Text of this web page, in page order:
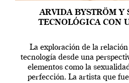
ARVIDA BYSTRÖM Y
TECNOLÓGICA CON
La exploración de la
tecnología desde una
elementos como la
perfección. La artista que